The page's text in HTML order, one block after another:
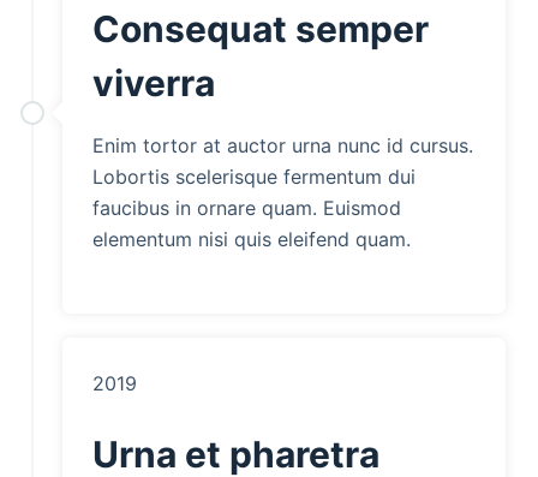
Consequat semper
viverra
Enim tortor at auctor urna nunc id cursus.
Lobortis scelerisque fermentum dui
faucibus in ornare quam. Euismod
elementum nisi quis eleifend quam.
2019
Urna et pharetra